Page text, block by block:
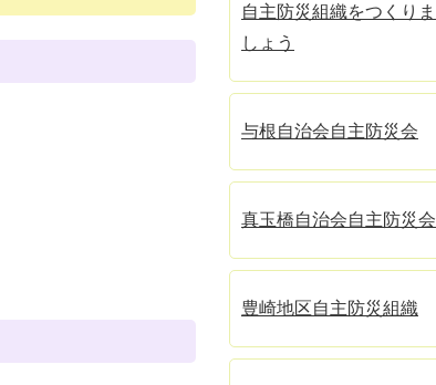
自主防災組織をつくりま
しょう
与根自治会自主防災会
真玉橋自治会自主防災会
豊崎地区自主防災組織